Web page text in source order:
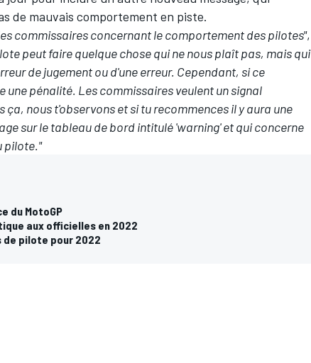
de mauvais comportement en piste.
commissaires concernant le comportement des pilotes",
peut faire quelque chose qui ne nous plaît pas, mais qui
de jugement ou d'une erreur. Cependant, si ce
pénalité. Les commissaires veulent un signal
nous t'observons et si tu recommences il y aura une
sur le tableau de bord intitulé 'warning' et qui concerne
pilote."
du MotoGP
aux officielles en 2022
de pilote pour 2022